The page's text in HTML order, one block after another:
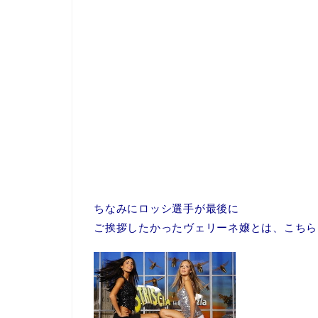
ちなみにロッシ選手が最後に
ご挨拶したかったヴェリーネ嬢とは、こち